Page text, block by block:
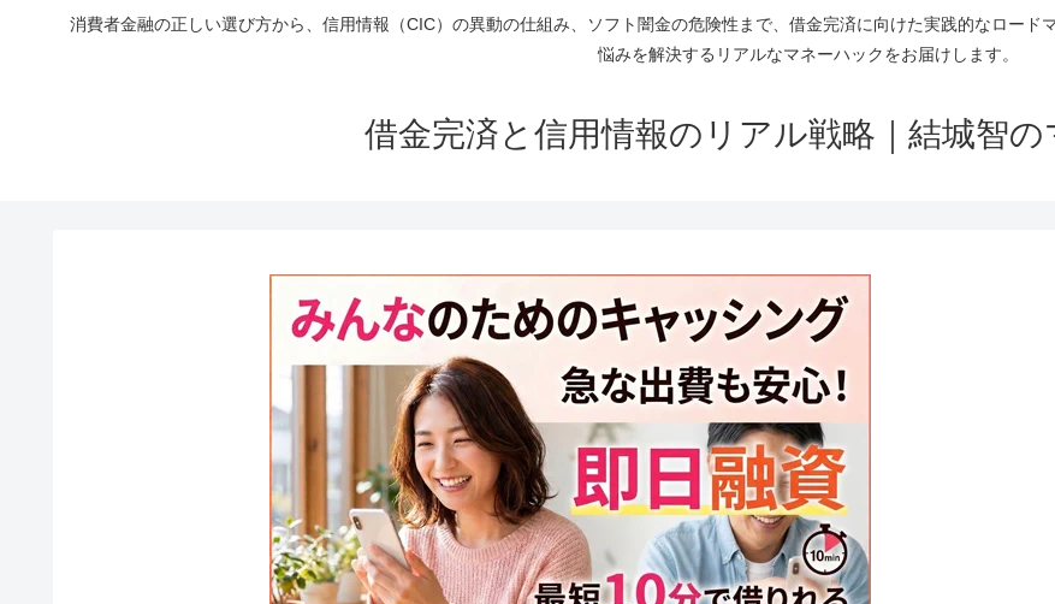
消費者金融の正しい選び方から、信用情報（CIC）の異動の仕組み、ソフト闇金の危険性まで、借金完済に向けた実践的なロー
悩みを解決するリアルなマネーハックをお届けします。
借金完済と信用情報のリアル戦略｜結城智の